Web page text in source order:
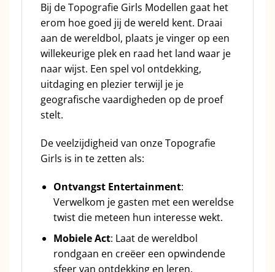
Bij de Topografie Girls Modellen gaat het
erom hoe goed jij de wereld kent. Draai
aan de wereldbol, plaats je vinger op een
willekeurige plek en raad het land waar je
naar wijst. Een spel vol ontdekking,
uitdaging en plezier terwijl je je
geografische vaardigheden op de proef
stelt.
De veelzijdigheid van onze Topografie
Girls is in te zetten als:
Ontvangst Entertainment:
Verwelkom je gasten met een wereldse
twist die meteen hun interesse wekt.
Mobiele Act: Laat de wereldbol
rondgaan en creëer een opwindende
sfeer van ontdekking en leren.